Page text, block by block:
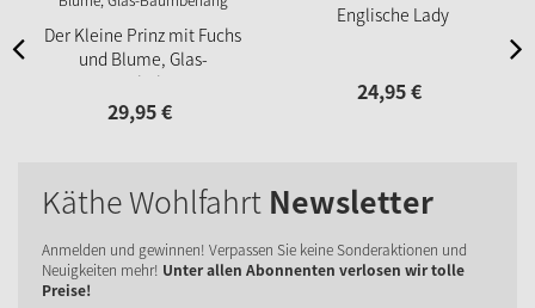
Der Kleine Prinz mit Fuchs
und Blume, Glas-
Baumbehang
29,95€
Englische Lady
24,95€
Käthe Wohlfahrt Newsletter
Anmelden und gewinnen! Verpassen Sie keine Sonderaktionen und
Neuigkeiten mehr! Unter allen Abonnenten verlosen wir tolle
Preise!